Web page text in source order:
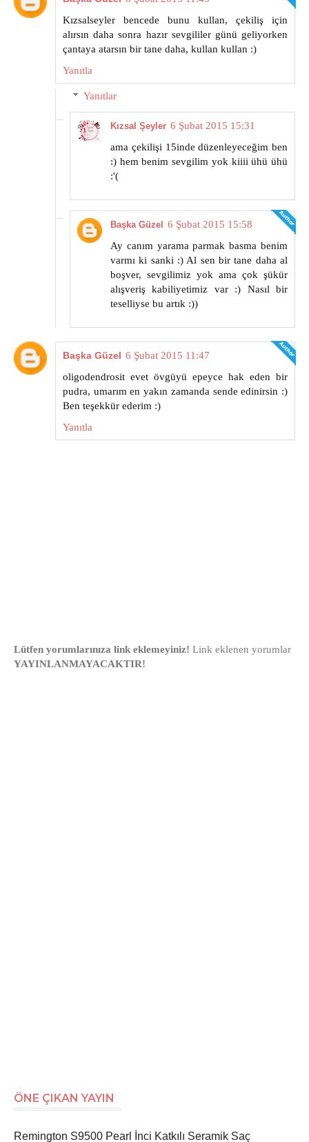
Kızsalseyler bencede bunu kullan, çekiliş için
alırsın daha sonra hazır sevgililer günü geliyorken
çantaya atarsın bir tane daha, kullan kullan :)
Yanıtla
Yanıtlar
Kızsal Şeyler 6 Şubat 2015 15:31
ama çekilişi 15inde düzenleyeceğim ben
:) hem benim sevgilim yok kiiii ühü ühü
:'(
Başka Güzel
6 Şubat 2015 15:58
Ay canım yarama parmak basma benim
varmı ki sanki :) Al sen bir tane daha al
boşver, sevgilimiz yok ama çok şükür
alışveriş kabiliyetimiz var :) Nasıl bir
teselliyse bu artık :))
Başka Güzel 6 Şubat 2015 11:47
oligodendrosit evet övgüyü epeyce hak eden bir
pudra, umarım en yakın zamanda sende edinirsin :)
Ben teşekkür ederim :)
Yanıtla
Lütfen yorumlarınıza link eklemeyiniz! Link eklenen yorumlar
YAYINLANMAYACAKTIR!
ÖNE ÇIKAN YAYIN
Remington S9500 Pearl İnci Katkılı Seramik Saç